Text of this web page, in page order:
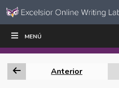
Ir al contenido
navegación
MENÚ
ESCRIBIR
Anterior